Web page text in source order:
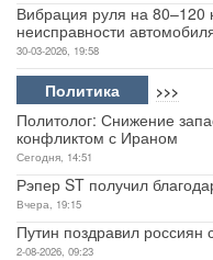
Вибрация руля на 80–120
неисправности
30-03-2026, 19:58
Политика >>>
Политолог: Снижение
конфликтом с Ираном
Сегодня, 14:51
Рэпер ST получил
Вчера, 19:15
Путин поздравил
2-08-2026, 09:23